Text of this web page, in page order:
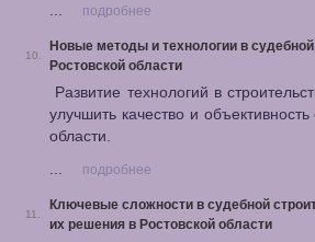
...
подробнее
10.
Новые методы и технологии в
Ростовской области
Развитие технологий в
улучшить качество и
области.
...
подробнее
11.
Ключевые сложности в судебной
их решения в Ростовской области